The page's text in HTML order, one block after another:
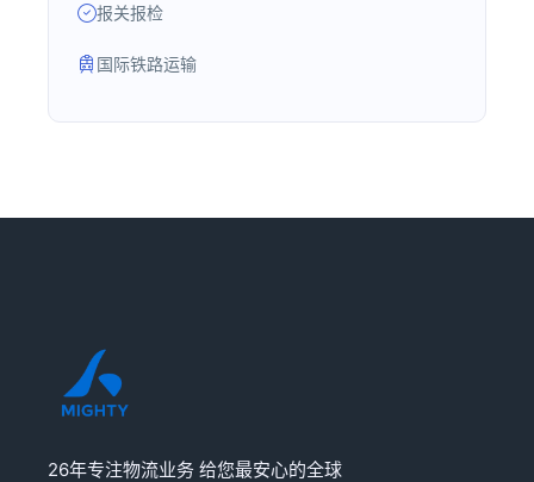
报关报检
国际铁路运输
26年专注物流业务 给您最安心的全球